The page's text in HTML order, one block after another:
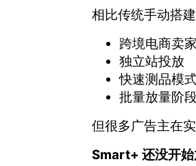
相比传统手动搭
跨境电商卖家
独立站投放
快速测品模
批量放量阶
但很多广告主在
Smart+ 还没开始